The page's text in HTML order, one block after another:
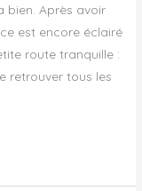
bien. Après avoir
est encore éclairé
route tranquille :
retrouver tous les